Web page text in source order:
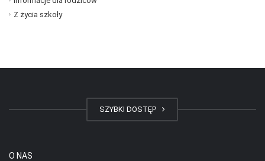
Z życia szkoły
SZYBKI DOSTĘP
O NAS